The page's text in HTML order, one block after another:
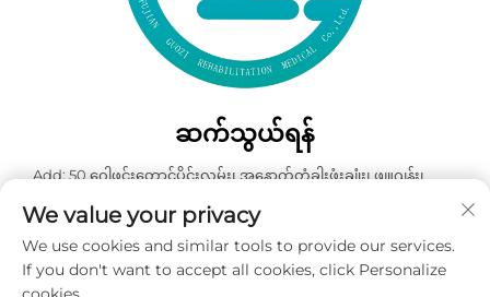
ဆက်သွယ်ရန်
Add: 50 ဂေါဖင်းတောင်ပိုင်းလမ်း၊ အနောက်တံခါးဖုံးချုံး၊ ဖျူဂျန်း၊
+86-19859128239
အီးမေးလ်:[email protected]
We value your privacy
We use cookies and similar tools to provide our services.
If you don't want to accept all cookies, click Personalize